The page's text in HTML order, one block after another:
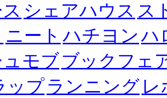
シェアハウス ス
ニート ハチヨンハ
モブブックフェ
ップランニング レ